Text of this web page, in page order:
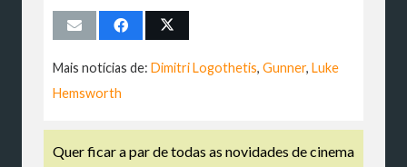
Mais notícias de: Dimitri Logothetis, Gunner, Luke
Hemsworth
Quer ficar a par de todas as novidades de cinema